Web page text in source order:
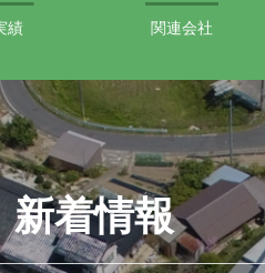
績 関連会社
新着情報